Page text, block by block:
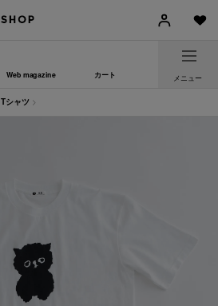
Web magazine カート メニュー
Tシャツ >